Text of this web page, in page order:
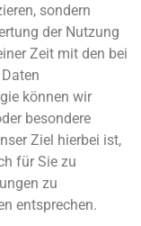
sondern
der Nutzung
Zeit mit den bei
können wir
besondere
Ziel hierbei ist,
für Sie zu
zu
entsprechen.